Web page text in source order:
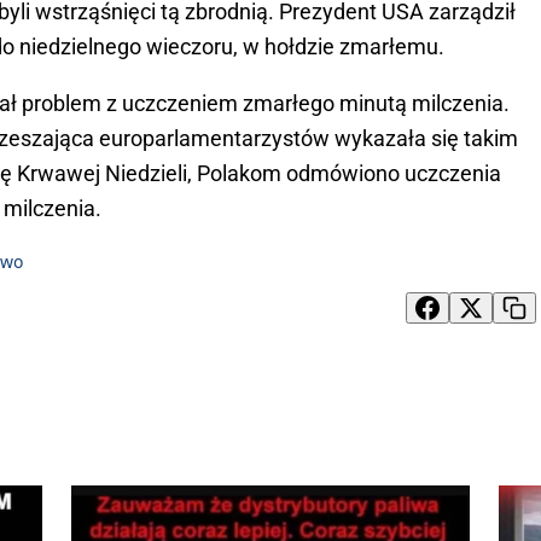
wstrząśnięci tą zbrodnią. Prezydent USA zarządził
niedzielnego wieczoru, w hołdzie zmarłemu.
problem z uczczeniem zmarłego minutą milczenia.
europarlamentarzystów wykazała się takim
Krwawej Niedzieli, Polakom odmówiono uczczenia